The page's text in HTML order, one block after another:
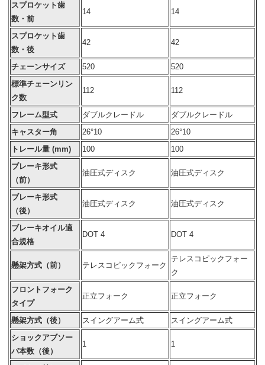
スプロケット歯
数・前
14 14
スプロケット歯
数・後
42 42
チェーンサイズ 520
520
標準チェーンリン
ク数
112 112
フレーム型式 ダブルクレードル
ダブルクレードル
キャスター角
26°10
26°10
トレール量 (mm)
100
100
ブレーキ形式
（前）
油圧式ディスク 油圧式ディスク
ブレーキ形式
（後）
油圧式ディスク 油圧式ディスク
ブレーキオイル適
合規格
DOT 4 DOT 4
懸架方式（前） テレスコピックフォーク
テレスコピックフォー
ク
フロントフォーク
タイプ
正立フォーク 正立フォーク
懸架方式（後） スイングアーム式
スイングアーム式
ショックアブソー
バ本数（後）
1 1